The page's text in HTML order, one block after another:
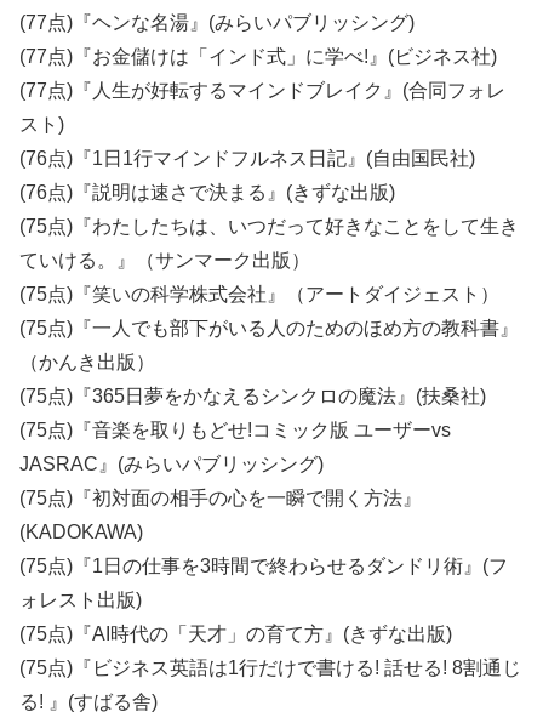
(77点)『ヘンな名湯』(みらいパブリッシング)
(77点)『お金儲けは「インド式」に学べ!』(ビジネス社)
(77点)『人生が好転するマインドブレイク』(合同フォレ
スト)
(76点)『1日1行マインドフルネス日記』(自由国民社)
(76点)『説明は速さで決まる』(きずな出版)
(75点)『わたしたちは、いつだって好きなことをして生き
ていける。』（サンマーク出版）
(75点)『笑いの科学株式会社』（アートダイジェスト）
(75点)『一人でも部下がいる人のためのほめ方の教科書』
（かんき出版）
(75点)『365日夢をかなえるシンクロの魔法』(扶桑社)
(75点)『音楽を取りもどせ!コミック版 ユーザーvs
JASRAC』(みらいパブリッシング)
(75点)『初対面の相手の心を一瞬で開く方法』
(KADOKAWA)
(75点)『1日の仕事を3時間で終わらせるダンドリ術』(フ
ォレスト出版)
(75点)『AI時代の「天才」の育て方』(きずな出版)
(75点)『ビジネス英語は1行だけで書ける! 話せる! 8割通じ
る! 』(すばる舎)